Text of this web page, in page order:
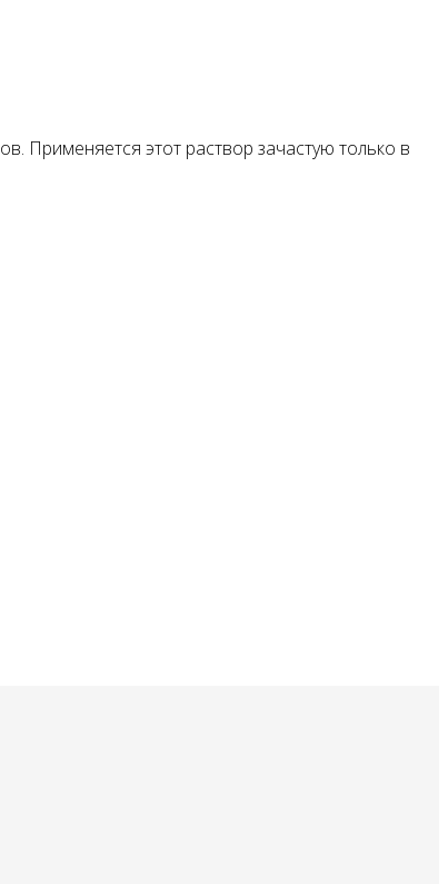
Применяется этот раствор зачастую только в